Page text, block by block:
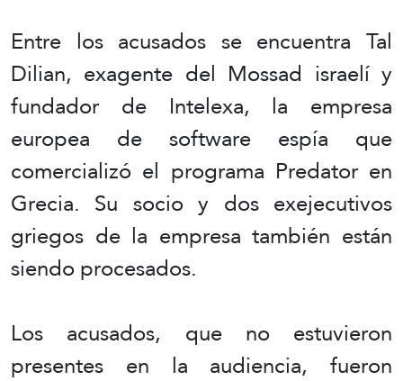
Entre los acusados se encuentra Tal
Dilian, exagente del Mossad israelí y
fundador de Intelexa, la empresa
europea de software espía que
comercializó el programa Predator en
Grecia. Su socio y dos exejecutivos
griegos de la empresa también están
siendo procesados.
Los acusados, que no estuvieron
presentes en la audiencia, fueron